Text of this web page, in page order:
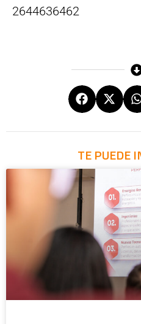
2644636462
TE PUEDE